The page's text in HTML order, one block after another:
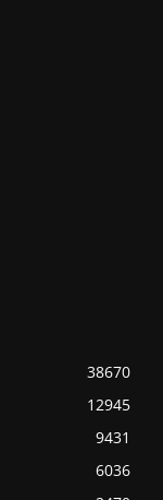
38670
12945
9431
6036